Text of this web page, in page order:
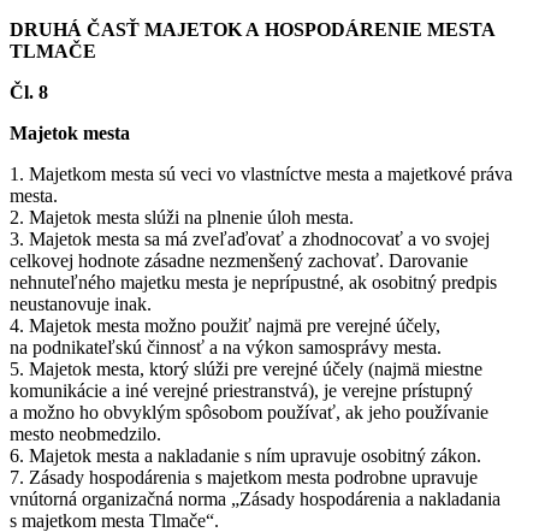
DRUHÁ ČASŤ MAJETOK A HOSPODÁRENIE MESTA
TLMAČE
Čl. 8
Majetok mesta
1. Majetkom mesta sú veci vo vlastníctve mesta a majetkové práva
mesta.
2. Majetok mesta slúži na plnenie úloh mesta.
3. Majetok mesta sa má zveľaďovať a zhodnocovať a vo svojej
celkovej hodnote zásadne nezmenšený zachovať. Darovanie
nehnuteľného majetku mesta je neprípustné, ak osobitný predpis
neustanovuje inak.
4. Majetok mesta možno použiť najmä pre verejné účely,
na podnikateľskú činnosť a na výkon samosprávy mesta.
5. Majetok mesta, ktorý slúži pre verejné účely (najmä miestne
komunikácie a iné verejné priestranstvá), je verejne prístupný
a možno ho obvyklým spôsobom používať, ak jeho používanie
mesto neobmedzilo.
6. Majetok mesta a nakladanie s ním upravuje osobitný zákon.
7. Zásady hospodárenia s majetkom mesta podrobne upravuje
vnútorná organizačná norma „Zásady hospodárenia a nakladania
s majetkom mesta Tlmače“.